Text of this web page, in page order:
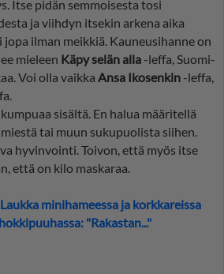
Itse pidän semmoisesta tosi
ja viihdyn itsekin arkena aika
jopa ilman meikkiä. Kauneusihanne on
mieleen Käpy selän alla -leffa, Suomi-
Voi olla vaikka Ansa Ikosenkin -leffa,
sisältä. En halua määritellä
tai muun sukupuolista siihen.
hyvinvointi. Toivon, että myös itse
että on kilo maskaraa.
minihameessa ja korkkareissa
"Rakastan..."